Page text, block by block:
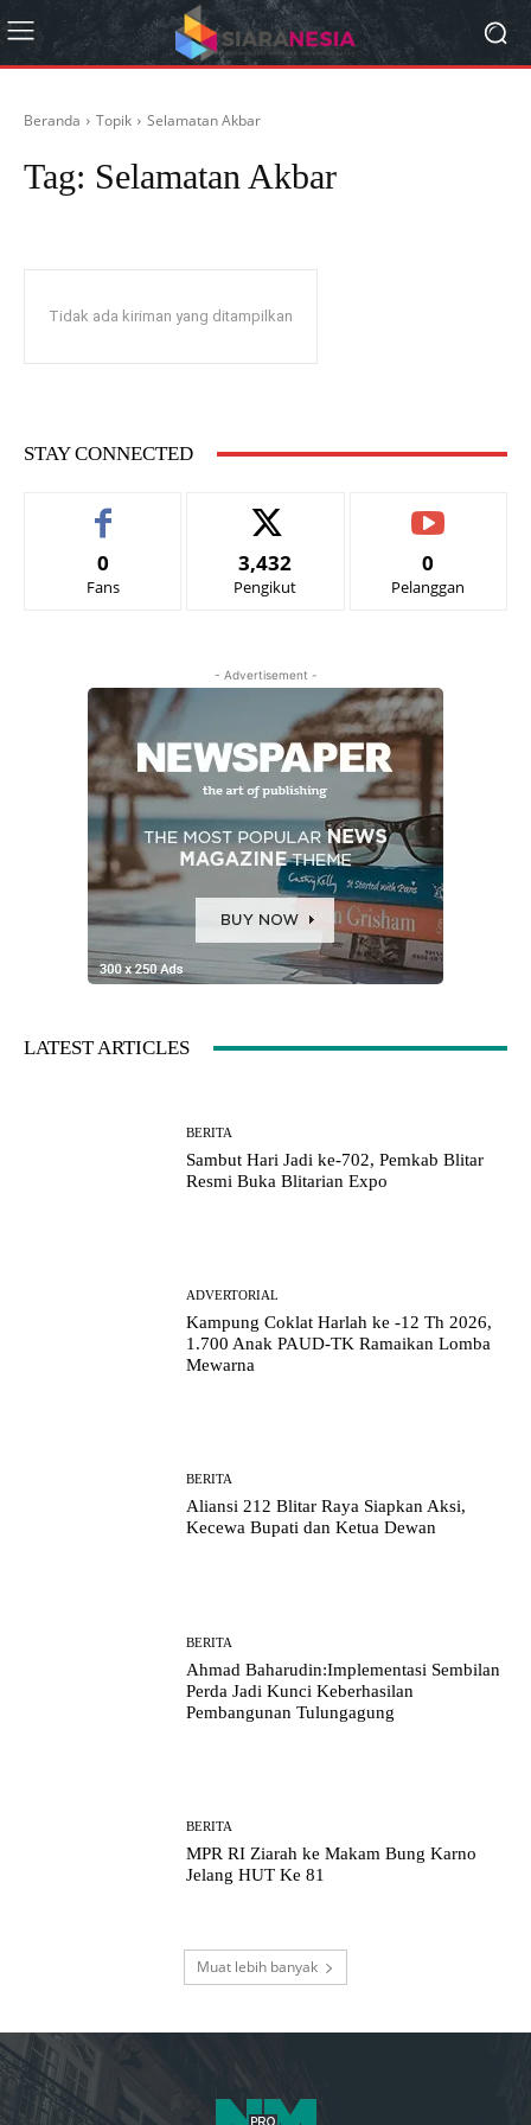
Beranda Topik Selamatan Akbar
Tag: Selamatan Akbar
Tidak ada kiriman yang ditampilkan
STAY CONNECTED
0
Fans
3,432
Pengikut
0
Pelanggan
- Advertisement -
LATEST ARTICLES
BERITA
Sambut Hari Jadi ke-702, Pemkab Blitar
Resmi Buka Blitarian Expo
ADVERTORIAL
Kampung Coklat Harlah ke -12 Th 2026,
1.700 Anak PAUD-TK Ramaikan Lomba
Mewarna
BERITA
Aliansi 212 Blitar Raya Siapkan Aksi,
Kecewa Bupati dan Ketua Dewan
BERITA
Ahmad Baharudin:Implementasi Sembilan
Perda Jadi Kunci Keberhasilan
Pembangunan Tulungagung
BERITA
MPR RI Ziarah ke Makam Bung Karno
Jelang HUT Ke 81
Muat lebih banyak